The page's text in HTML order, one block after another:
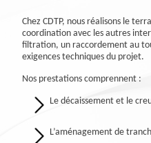
Chez CDTP, nous réalisons le
coordination avec les autres
filtration, un raccordement au
exigences techniques du projet.
Nos prestations comprennent :
Le décaissement et le
L’aménagement de